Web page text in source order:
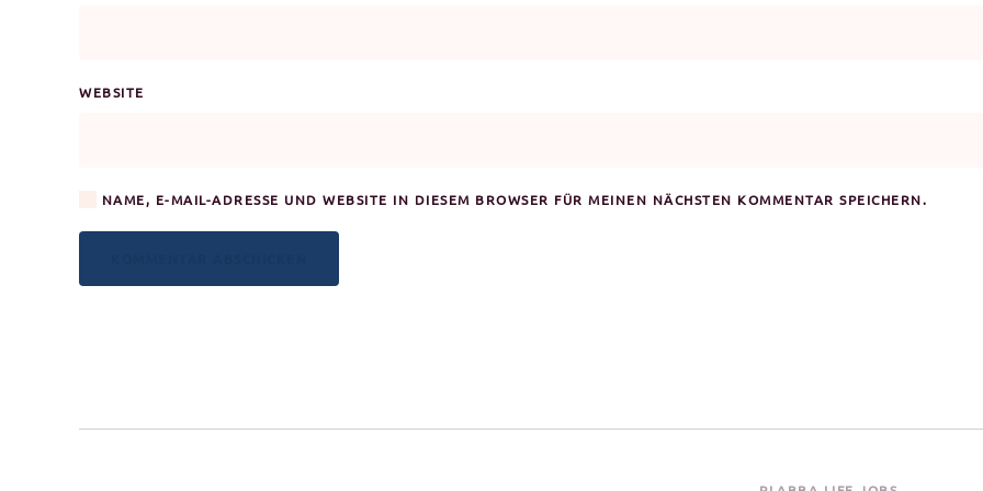
WEBSITE
NAME, E-MAIL-ADRESSE UND WEBSITE IN DIESEM BROWSER FÜR MEINEN NÄCHSTEN KOMMENTAR SPEICHERN.